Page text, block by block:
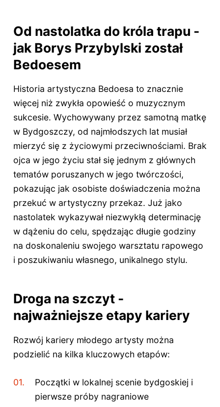
Od nastolatka do króla trapu -
jak Borys Przybylski został
Bedoesem
Historia artystyczna Bedoesa to znacznie
więcej niż zwykła opowieść o muzycznym
sukcesie. Wychowywany przez samotną matkę
w Bydgoszczy, od najmłodszych lat musiał
mierzyć się z życiowymi przeciwnościami. Brak
ojca w jego życiu stał się jednym z głównych
tematów poruszanych w jego twórczości,
pokazując jak osobiste doświadczenia można
przekuć w artystyczny przekaz. Już jako
nastolatek wykazywał niezwykłą determinację
w dążeniu do celu, spędzając długie godziny
na doskonaleniu swojego warsztatu rapowego
i poszukiwaniu własnego, unikalnego stylu.
Droga na szczyt -
najważniejsze etapy kariery
Rozwój kariery młodego artysty można
podzielić na kilka kluczowych etapów:
Początki w lokalnej scenie bydgoskiej i
pierwsze próby nagraniowe